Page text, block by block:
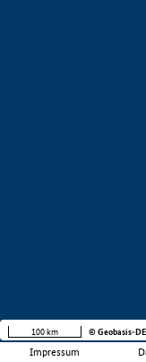
Impressum
100 km © Geobasis-